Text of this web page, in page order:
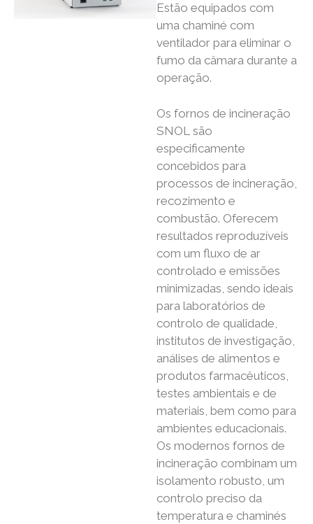
Estão equipados com
uma chaminé com
ventilador para eliminar o
fumo da câmara durante a
operação.
Os fornos de incineração
SNOL são
especificamente
concebidos para
processos de incineração,
recozimento e
combustão. Oferecem
resultados reproduzíveis
com um fluxo de ar
controlado e emissões
minimizadas, sendo ideais
para laboratórios de
controlo de qualidade,
institutos de investigação,
análises de alimentos e
produtos farmacêuticos,
testes ambientais e de
materiais, bem como para
ambientes educacionais.
Os modernos fornos de
incineração combinam um
isolamento robusto, um
controlo preciso da
temperatura e chaminés